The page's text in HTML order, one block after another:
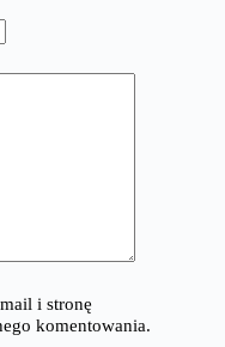
i stronę
komentowania.